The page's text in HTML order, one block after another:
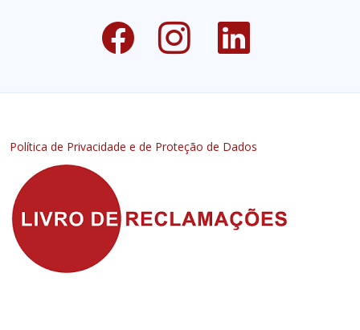
Política de Privacidade e de Proteção de Dados